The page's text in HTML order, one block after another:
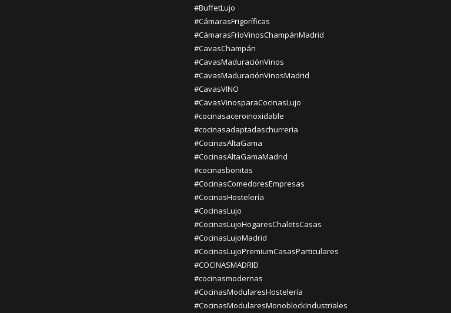
#BuffetLujo
#CámarasFrigoríficas
#CámarasFríoVinosChampánMadrid
#CavasChampán
#CavasMaduraciónVinos
#CavasMaduraciónVinosMadrid
#CavasVINO
#CavasVinosparaCocinasLujo
#cocinasaceroinoxidable
#cocinasadaptadaschurreria
#CocinasAltaGama
#CocinasAltaGamaMadrid
#cocinasbonitas
#CocinasComedoresEmpresas
#CocinasHostelería
#CocinasLujo
#CocinasLujoHogaresChaletsCasas
#CocinasLujoMadrid
#CocinasLujoPremiumCasasParticulares
#COCINASMADRID
#cocinasmodernas
#CocinasModularesHostelería
#CocinasModularesMonoblockIndustriales